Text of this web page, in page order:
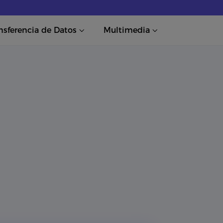
de Datos Multimedia